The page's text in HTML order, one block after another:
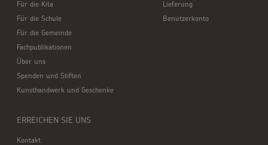
Für die Kita
Für die Schule
Für die Gemeinde
Fachpublikationen
Über uns
Spenden und Stiften
Kunsthandwerk und Geschenke
Lieferung
Benutzerkonto
ERREICHEN SIE UNS
Kontakt